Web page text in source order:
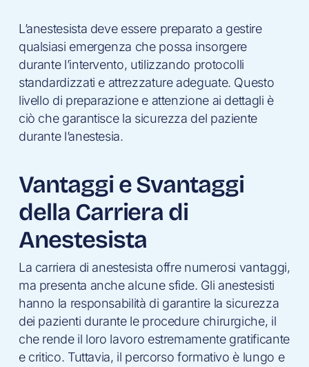
L’anestesista deve essere preparato a gestire
qualsiasi emergenza che possa insorgere
durante l’intervento, utilizzando protocolli
standardizzati e attrezzature adeguate. Questo
livello di preparazione e attenzione ai dettagli è
ciò che garantisce la sicurezza del paziente
durante l’anestesia.
Vantaggi e Svantaggi
della Carriera di
Anestesista
La carriera di anestesista offre numerosi vantaggi,
ma presenta anche alcune sfide. Gli anestesisti
hanno la responsabilità di garantire la sicurezza
dei pazienti durante le procedure chirurgiche, il
che rende il loro lavoro estremamente gratificante
e critico. Tuttavia, il percorso formativo è lungo e